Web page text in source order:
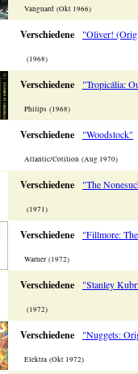
Vanguard (Okt 1966)
Verschiedene "Oliver!
(1968)
Verschiedene "Tropicália:
Philips (1968)
Verschiedene "Woodstock"
Atlantic/Cotilion (Aug 1970)
Verschiedene "The
(1971)
Verschiedene "Fillmore:
Warner (1972)
Verschiedene "Stanley
(1972)
Verschiedene "Nuggets:
Elektra (Okt 1972)